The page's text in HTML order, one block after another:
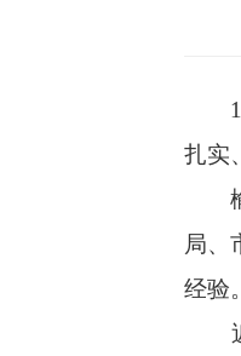
12
扎实
榆
局、
经验。
近